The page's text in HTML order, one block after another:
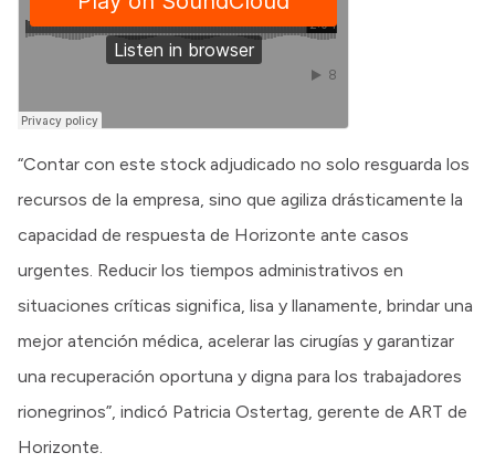
“Contar con este stock adjudicado no solo resguarda los
recursos de la empresa, sino que agiliza drásticamente la
capacidad de respuesta de Horizonte ante casos
urgentes. Reducir los tiempos administrativos en
situaciones críticas significa, lisa y llanamente, brindar una
mejor atención médica, acelerar las cirugías y garantizar
una recuperación oportuna y digna para los trabajadores
rionegrinos”, indicó Patricia Ostertag, gerente de ART de
Horizonte.